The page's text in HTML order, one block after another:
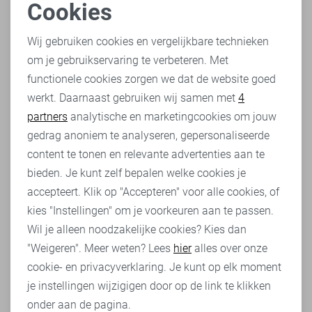
welke Superdry broek jou mooi zal staan? Neem snel een
kijkje in het uitgebreide aanbod van Superdry broeken
voor herenbij Sans!
Broek Superdry
In het assortiment van Sans hebben we verschillende
. Zo is er voor iedereen een passende
broek. Van lange broeken van joggingstof tot korte
chino’s. Een Superdry broek kan je met elk shirt uit je
kledingkast combineren. Voor een stijlvolle outfit
combineer je een klassieke chino met een mooi basic
shirt. Om de outfit af te maken trek je een bomberjack
hierover aan en pak je je favoriete sneakers. Een outfit
geïnspireerd door streetstyle creëer je door een lange
broek van joggingstof aan te trekken, met hier boven een
wit T-shirt en een flanellen overhemd wat je los laat
hangen. Om je outfit nog iets extra’s te geven kan je je
favoriete accessoires en sieraden omdoen. Zo kom je
altijd en overal aan in stijl!
Noodzakelijke cookies
Personalisatie cookies
Analytische cookies
Marketing cookies
Cookies
Wij gebruiken cookies en vergelijkbare technieken
om je gebruikservaring te verbeteren. Met
functionele cookies zorgen we dat de website goed
werkt. Daarnaast gebruiken wij samen met 4
partners analytische en marketingcookies om jouw
gedrag anoniem te analyseren, gepersonaliseerde
content te tonen en relevante advertenties aan te
bieden. Je kunt zelf bepalen welke cookies je
accepteert. Klik op "Accepteren" voor alle cookies, of
kies "Instellingen" om je voorkeuren aan te passen.
Wil je alleen noodzakelijke cookies? Kies dan
"Weigeren". Meer weten? Lees hieralles over onze
cookie- en privacyverklaring. Je kunt op elk moment
je instellingen wijzigigen door op de link te klikken
onder aan de pagina.